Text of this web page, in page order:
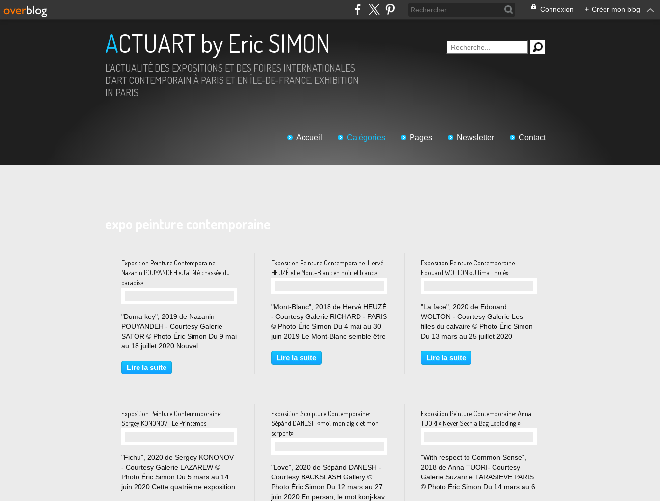
Connexion + Créer mon blog
ACTUART by Eric SIMON
L'ACTUALITÉ DES EXPOSITIONS ET DES FOIRES INTERNATIONALES
D'ART CONTEMPORAIN À PARIS ET EN ÎLE-DE-FRANCE. EXHIBITION
IN PARIS
Accueil Catégories Pages Newsletter Contact
Exposition Peinture Contemporaine:
Nazanin POUYANDEH «J’ai été chassée du
paradis»
"Duma key", 2019 de Nazanin
POUYANDEH - Courtesy Galerie
SATOR © Photo Éric Simon Du 9 mai
au 18 juillet 2020 Nouvel
Pouyandeh s’appréhendent par à-
coups, se découvrent en une
Lire la suite
Exposition Peinture Contemporaine: Hervé
HEUZÉ «Le Mont-Blanc en noir et blanc»
"Mont-Blanc", 2018 de Hervé HEUZÉ
- Courtesy Galerie RICHARD - PARIS
© Photo Éric Simon Du 4 mai au 30
juin 2019 Le Mont-Blanc semble être
montagne Saint-Victoire pour Paul
Cézanne puisqu’il y revient
Lire la suite
Exposition Peinture Contemporaine:
Edouard WOLTON «Ultima Thulé»
"La face", 2020 de Edouard
WOLTON - Courtesy Galerie Les
filles du calvaire © Photo Éric Simon
Du 13 mars au 25 juillet 2020
l’exposition Ultima Thulé s’envisage
comme un voyage mental vers les
Lire la suite
Exposition Peinture Contemmporaine:
Sergey KONONOV "Le Printemps"
"Fichu", 2020 de Sergey KONONOV
- Courtesy Galerie LAZAREW ©
Photo Éric Simon Du 5 mars au 14
juin 2020 Cette quatrième exposition
Exposition Sculpture Contemporaine:
Sépànd DANESH «moi, mon aigle et mon
serpent»
"Love", 2020 de Sépànd DANESH -
Courtesy BACKSLASH Gallery ©
Photo Éric Simon Du 12 mars au 27
juin 2020 En persan, le mot konj-kav
Exposition Peinture Contemporaine: Anna
TUORI « Never Seen a Bag Exploding »
"With respect to Common Sense",
2018 de Anna TUORI- Courtesy
Galerie Suzanne TARASIEVE PARIS
© Photo Éric Simon Du 14 mars au 6